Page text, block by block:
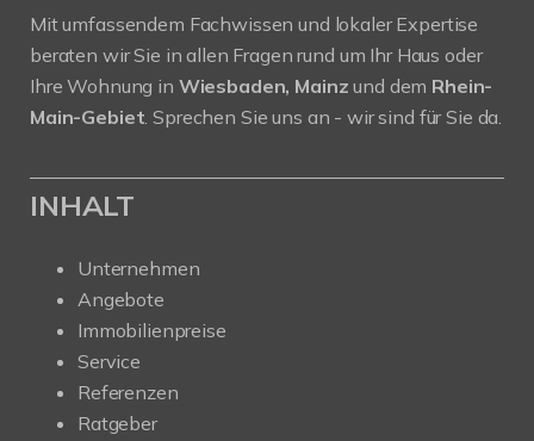
Mit umfassendem Fachwissen und lokaler Expertise
beraten wir Sie in allen Fragen rund um Ihr Haus oder
Ihre Wohnung in Wiesbaden, Mainzund dem Rhein-
Main-Gebiet. Sprechen Sie uns an - wir sind für Sie da.
INHALT
Unternehmen
Angebote
Immobilienpreise
Service
Referenzen
Ratgeber